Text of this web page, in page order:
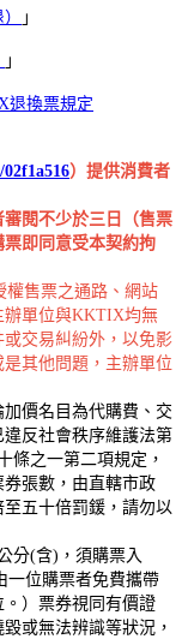
」
」
退換票規定
）提供消費者
閱不少於三日（售票
票即同意受本契約拘
售票之通路、網站
辦單位與KKTIX均無
交易糾紛外，以免影
其他問題，主辦單位
價名目為代購費、交
反社會秩序維護法第
條之一第二項規定，
張數，由直轄市政
五十倍罰鍰，請勿以
分(含)，須購票入
一位購票者免費攜帶
） 票券視同有價證
或無法辨識等狀況，